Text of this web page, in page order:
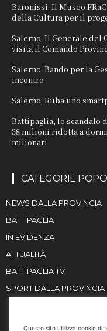
Baronissi. Il Museo
della Cultura per il
Salerno. Il Generale del
visita il Comando
Salerno. Bando per la
incontro
Salerno. Ruba uno
Battipaglia, lo
38 milioni ridotta a
milionari
CATEGORIE
NEWS DALLA PROVINCIA
BATTIPAGLIA
IN EVIDENZA
ATTUALITÀ
BATTIPAGLIA TV
SPORT DALLA PROVINCIA
Questo sito utilizza cookie di